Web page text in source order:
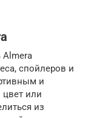
Almera
спойлеров и
и
цвет или
из